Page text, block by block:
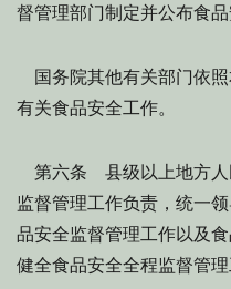
督管理部门制定并公布食品
国务院其他有关部门依
有关食品安全工作。
第六条 县级以上地方人
监督管理工作负责，统一
品安全监督管理工作以及
健全食品安全全程监督管